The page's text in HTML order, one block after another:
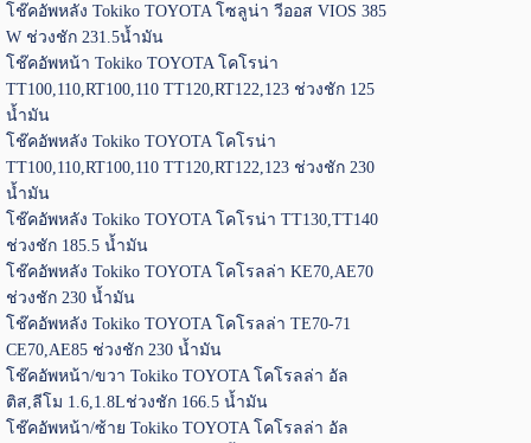
โช๊คอัพหลัง Tokiko TOYOTA โซลูน่า วีออส VIOS 385
W ช่วงชัก 231.5น้ำมัน
โช๊คอัพหน้า Tokiko TOYOTA โคโรน่า
TT100,110,RT100,110 TT120,RT122,123 ช่วงชัก 125
น้ำมัน
โช๊คอัพหลัง Tokiko TOYOTA โคโรน่า
TT100,110,RT100,110 TT120,RT122,123 ช่วงชัก 230
น้ำมัน
โช๊คอัพหลัง Tokiko TOYOTA โคโรน่า TT130,TT140
ช่วงชัก 185.5 น้ำมัน
โช๊คอัพหลัง Tokiko TOYOTA โคโรลล่า KE70,AE70
ช่วงชัก 230 น้ำมัน
โช๊คอัพหลัง Tokiko TOYOTA โคโรลล่า TE70-71
CE70,AE85 ช่วงชัก 230 น้ำมัน
โช๊คอัพหน้า/ขวา Tokiko TOYOTA โคโรลล่า อัล
ติส,ลีโม 1.6,1.8Lช่วงชัก 166.5 น้ำมัน
โช๊คอัพหน้า/ซ้าย Tokiko TOYOTA โคโรลล่า อัล